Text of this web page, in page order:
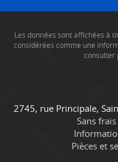
Les données sont affichées à
considérées comme une
consulter
2745, rue Principale,
Sans frais
Pièces et